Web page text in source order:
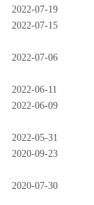
2022-07-19
2022-07-15
2022-07-06
2022-06-11
2022-06-09
2022-05-31
2020-09-23
2020-07-30